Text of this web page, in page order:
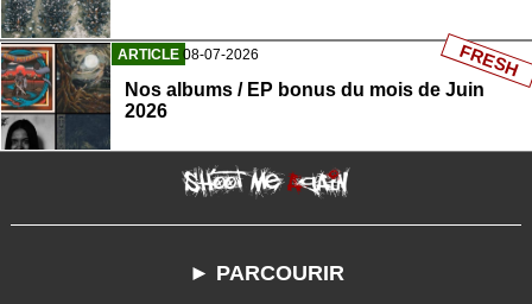
ARTICLE 08-07-2026
Nos albums / EP bonus du mois de Juin
2026
FRESH
► PARCOURIR